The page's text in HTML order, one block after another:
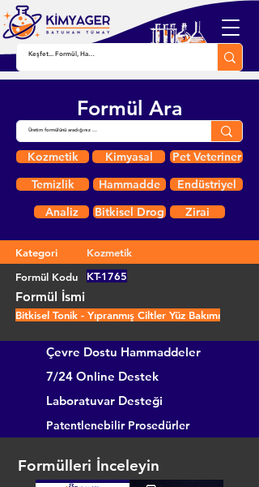
Formül Ara
Kozmetik Kimyasal
Pet Veteriner
Temizlik
Hammadde
Endüstriyel
Analiz
Bitkisel Drog Zirai
Kategori
Kozmetik
Formül Kodu
KT-1765
Formül İsmi
Bitkisel Tonik - Yıpranmış Ciltler Yüz Bakımı
Çevre Dostu Hammaddeler
7/24 Online Destek
Laboratuvar Desteği
Patentlenebilir Prosedürler
Formülleri İnceleyin